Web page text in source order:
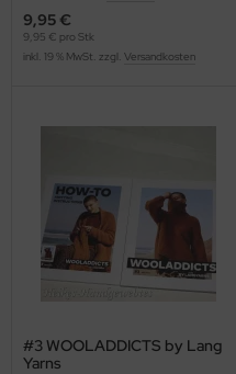
9,95 €
9,95 € pro Stk
inkl. 19 % MwSt. zzgl. Versandkosten
#3 WOOLADDICTS by Lang
Yarns